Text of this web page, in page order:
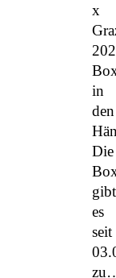
x
in
den
Die
gibt
es
seit